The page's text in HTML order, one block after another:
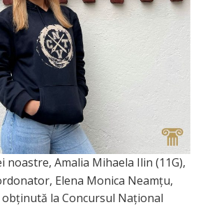
noastre, Amalia Mihaela Ilin (11G),
Elena Monica Neamțu,
la Concursul Național